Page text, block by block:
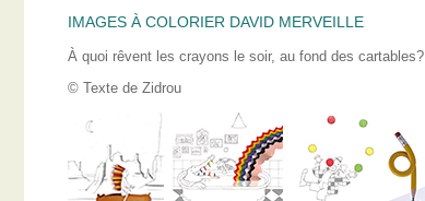
IMAGES À COLORIER DAVID MERVEILLE
À quoi rêvent les crayons le soir, au fond des cartables?
© Texte de Zidrou